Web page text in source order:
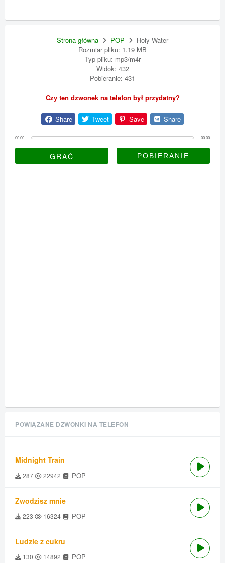
Strona główna POP
Holy Water
Rozmiar pliku: 1.19 MB
Typ pliku: mp3/m4r
Widok: 432
Pobieranie: 431
Czy ten dzwonek na telefon był przydatny?
Share Tweet Save Share
00:00 00:00
GRAĆ
POWIĄZANE DZWONKI NA TELEFON
Midnight Train
287 22942 POP
Zwodzisz mnie
223 16324 POP
Ludzie z cukru
130 14892 POP